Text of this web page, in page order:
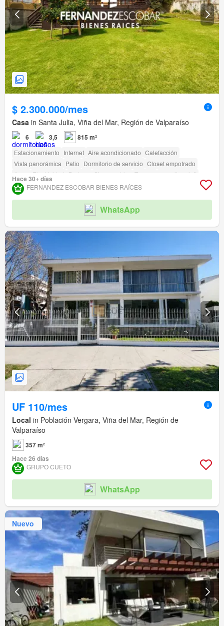
$ 2.300.000/mes
Casa in Santa Julia, Viña del Mar, Región de Valparaíso
6 3,5 815 m²
Estacionamiento Internet Aire acondicionado Calefacción
Vista panorámica Patio Dormitorio de servicio Closet empotrado
Agua
Electricidad Bodega Sin amueblar Terraza
amenity_wi_fi
Piscina
Jardín Conserje Parilla
Acceso para personas con discapacidad
Hace 30+ días
FERNANDEZ ESCOBAR BIENES RAÍCES
WhatsApp
UF 110/mes
Local in Población Vergara, Viña del Mar, Región de
Valparaíso
357 m²
Hace 26 días
GRUPO CUETO
WhatsApp
Nuevo